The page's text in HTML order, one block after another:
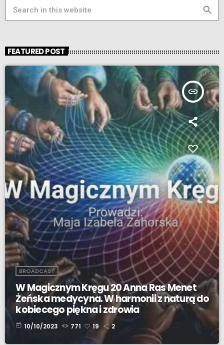
search
FEATURED POST
insert_link
BROADCAST
W Magicznym Kręgu 20 Anna Ras Menet
Żeńska medycyna. W harmonii z naturą do
kobiecego piękna i zdrowia
today 10/10/2023 771 19 2